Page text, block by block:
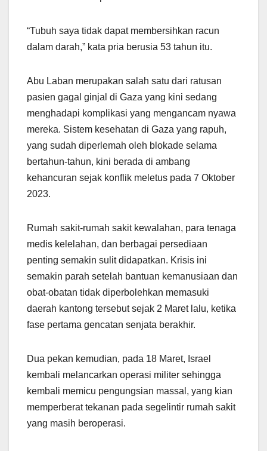
“Tubuh saya tidak dapat membersihkan racun
dalam darah,” kata pria berusia 53 tahun itu.
Abu Laban merupakan salah satu dari ratusan
pasien gagal ginjal di Gaza yang kini sedang
menghadapi komplikasi yang mengancam nyawa
mereka. Sistem kesehatan di Gaza yang rapuh,
yang sudah diperlemah oleh blokade selama
bertahun-tahun, kini berada di ambang
kehancuran sejak konflik meletus pada 7 Oktober
2023.
Rumah sakit-rumah sakit kewalahan, para tenaga
medis kelelahan, dan berbagai persediaan
penting semakin sulit didapatkan. Krisis ini
semakin parah setelah bantuan kemanusiaan dan
obat-obatan tidak diperbolehkan memasuki
daerah kantong tersebut sejak 2 Maret lalu, ketika
fase pertama gencatan senjata berakhir.
Dua pekan kemudian, pada 18 Maret, Israel
kembali melancarkan operasi militer sehingga
kembali memicu pengungsian massal, yang kian
memperberat tekanan pada segelintir rumah sakit
yang masih beroperasi.